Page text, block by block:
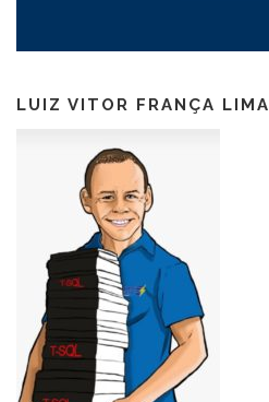
LUIZ VITOR FRANÇA LIMA